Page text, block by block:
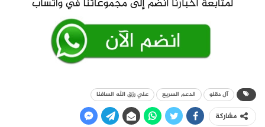
آل دقلو الدعم السريع علي رزق الله السافنا
مشاركة